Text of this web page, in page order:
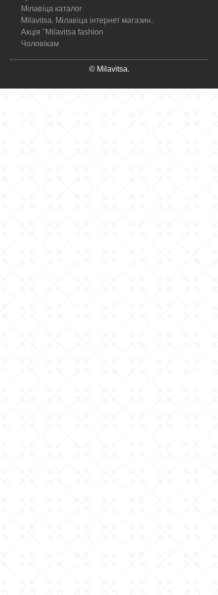
Мілавіца каталог
Milavitsa. Мілавіца інтернет магазин.
Акція "Milavitsa fashion
Чоловікам
© Milavitsa.